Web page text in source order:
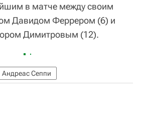
в матче между своим
Давидом Феррером (6) и
Димитровым (12).
Андреас Сеппи